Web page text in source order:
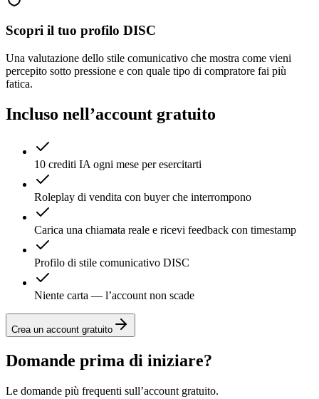
Scopri il tuo profilo DISC
Una valutazione dello stile comunicativo che mostra come vieni
percepito sotto pressione e con quale tipo di compratore fai più
fatica.
Incluso nell’account gratuito
10 crediti IA ogni mese per esercitarti
Roleplay di vendita con buyer che interrompono
Carica una chiamata reale e ricevi feedback con timestamp
Profilo di stile comunicativo DISC
Niente carta — l’account non scade
Crea un account gratuito
Domande prima di iniziare?
Le domande più frequenti sull’account gratuito.